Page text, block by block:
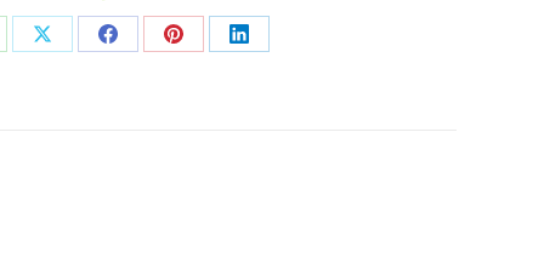
Share Share Share Share